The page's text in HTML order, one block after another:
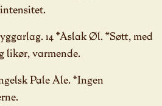
14 *Aslak Øl. *Søtt, med
likør, varmende.
Pale Ale. *Ingen